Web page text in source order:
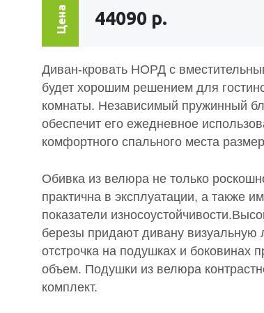
Цена 44090 р.
Диван-кровать НОРД с
будет хорошим решением для
комнаты. Независимый пружинный
обеспечит его ежедневное
комфортного спального места
Обивка из велюра не только
практична в эксплуатации, а также
показатели износоустойчивости.
березы придают дивану визуальную
отстрочка на подушках и боковинах
объем. Подушки из велюра
комплект.